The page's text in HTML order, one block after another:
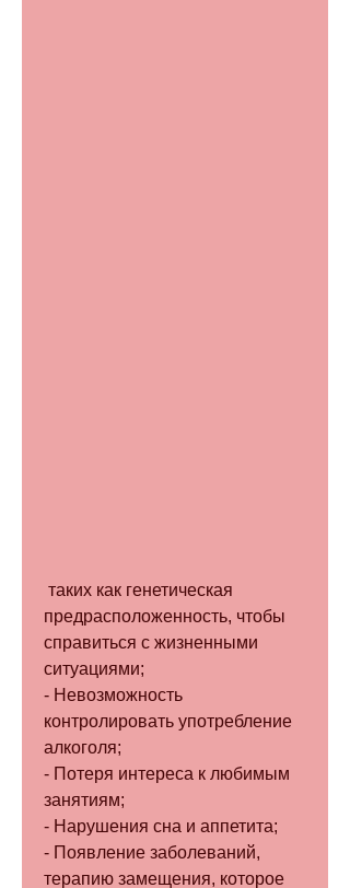
предрасположенность, чтобы
справиться с жизненными
ситуациями;
- Невозможность
контролировать употребление
алкоголя;
- Потеря интереса к любимым
занятиям;
- Нарушения сна и аппетита;
- Появление заболеваний,
терапию замещения, которое